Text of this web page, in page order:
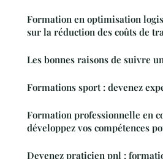
Formation en optimisation
sur la réduction des coûts de
Les bonnes raisons de suivre
Formations sport : devenez
Formation professionnelle en
développez vos compétences
Devenez praticien pnl :